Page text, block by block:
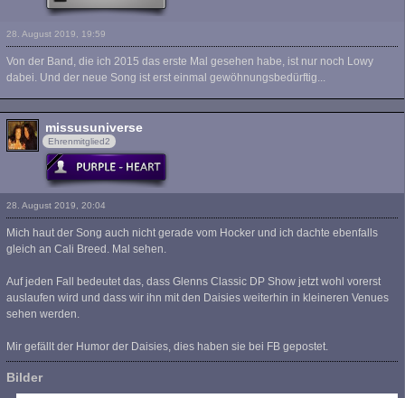
28. August 2019, 19:59
Von der Band, die ich 2015 das erste Mal gesehen habe, ist nur noch Lowy
dabei. Und der neue Song ist erst einmal gewöhnungsbedürftig...
missusuniverse
Ehrenmitglied2
28. August 2019, 20:04
Mich haut der Song auch nicht gerade vom Hocker und ich dachte ebenfalls
gleich an Cali Breed. Mal sehen.
Auf jeden Fall bedeutet das, dass Glenns Classic DP Show jetzt wohl vorerst
auslaufen wird und dass wir ihn mit den Daisies weiterhin in kleineren Venues
sehen werden.
Mir gefällt der Humor der Daisies, dies haben sie bei FB gepostet.
Bilder